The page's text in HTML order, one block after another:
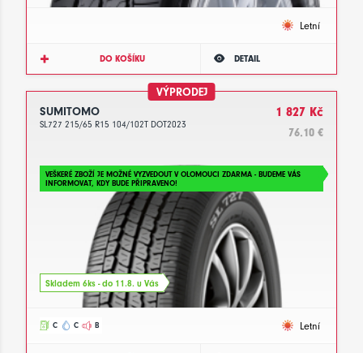
Letní
DO KOŠÍKU DETAIL
VÝPRODEJ
SUMITOMO
SL727 215/65 R15 104/102T DOT2023
1 827 Kč
76.10 €
VEŠKERÉ ZBOŽÍ JE MOŽNÉ VYZVEDOUT V OLOMOUCI ZDARMA - BUDEME VÁS
INFORMOVAT, KDY BUDE PŘIPRAVENO!
Skladem 6ks - do 11.8. u Vás
C C B Letní